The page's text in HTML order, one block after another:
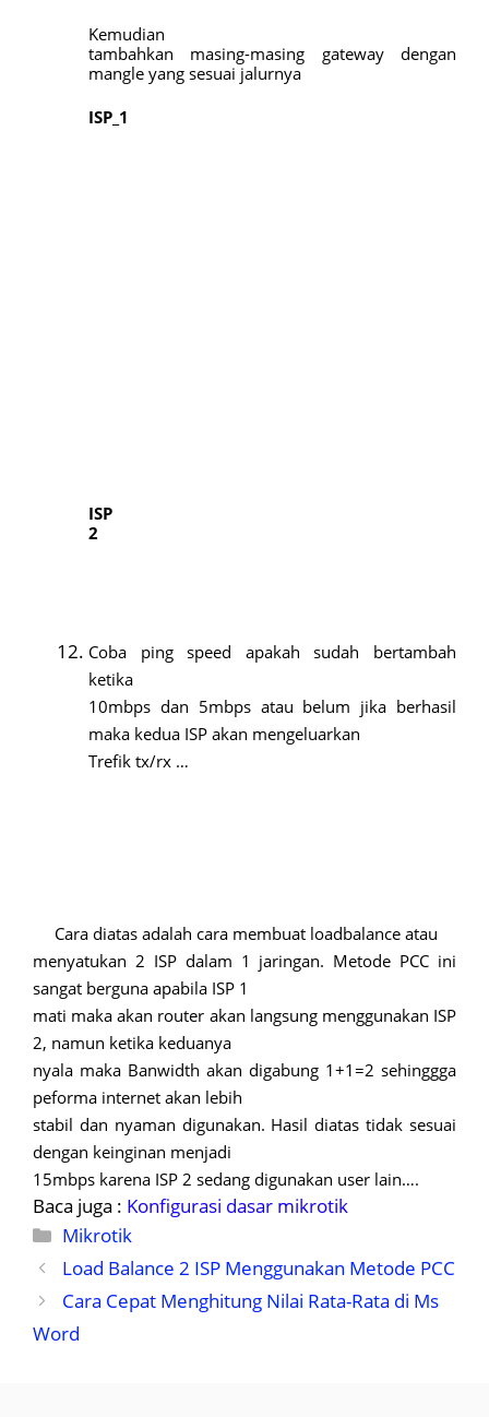
Kemudian
tambahkan masing-masing gateway dengan
mangle yang sesuai jalurnya
ISP_1
ISP
2
Coba ping speed apakah sudah bertambah
ketika
10mbps dan 5mbps atau belum jika berhasil
maka kedua ISP akan mengeluarkan
Trefik tx/rx …
Cara diatas adalah cara membuat loadbalance atau
menyatukan 2 ISP dalam 1 jaringan. Metode PCC ini
sangat berguna apabila ISP 1
mati maka akan router akan langsung menggunakan ISP
2, namun ketika keduanya
nyala maka Banwidth akan digabung 1+1=2 sehinggga
peforma internet akan lebih
stabil dan nyaman digunakan. Hasil diatas tidak sesuai
dengan keinginan menjadi
15mbps karena ISP 2 sedang digunakan user lain….
Baca juga : Konfigurasi dasar mikrotik
Kategori
Mikrotik
Load Balance 2 ISP Menggunakan Metode PCC
Cara Cepat Menghitung Nilai Rata-Rata di Ms
Word